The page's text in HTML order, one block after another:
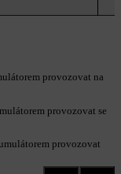
provozovat na
provozovat se
provozovat